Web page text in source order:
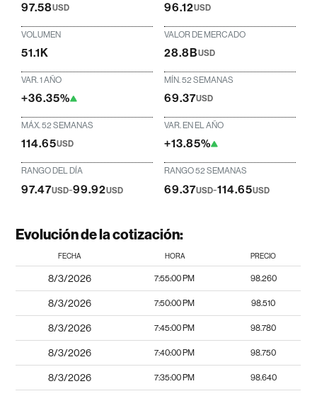
97.58USD 96.12USD
VOLUMEN
51.1K
VALOR DE MERCADO
28.8BUSD
VAR. 1 AÑO
+36.35%
MÍN. 52 SEMANAS
69.37USD
MÁX. 52 SEMANAS
114.65USD
VAR. EN EL AÑO
+13.85%
RANGO DEL DÍA
97.47USD-99.92USD
RANGO 52 SEMANAS
69.37USD-114.65USD
Evolución de la cotización:
FECHA HORA PRECIO
8/3/2026 7:55:00 PM 98.260
8/3/2026 7:50:00 PM 98.510
8/3/2026 7:45:00 PM 98.780
8/3/2026 7:40:00 PM 98.750
8/3/2026 7:35:00 PM 98.640